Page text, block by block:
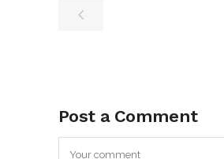
Post a Comment